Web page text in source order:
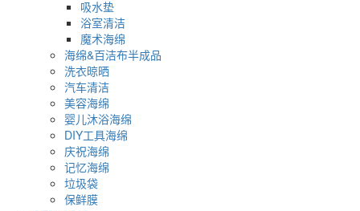
吸水垫
浴室清洁
魔术海绵
海绵&百洁布半成品
洗衣晾晒
汽车清洁
美容海绵
婴儿沐浴海绵
DIY工具海绵
庆祝海绵
记忆海绵
垃圾袋
保鲜膜